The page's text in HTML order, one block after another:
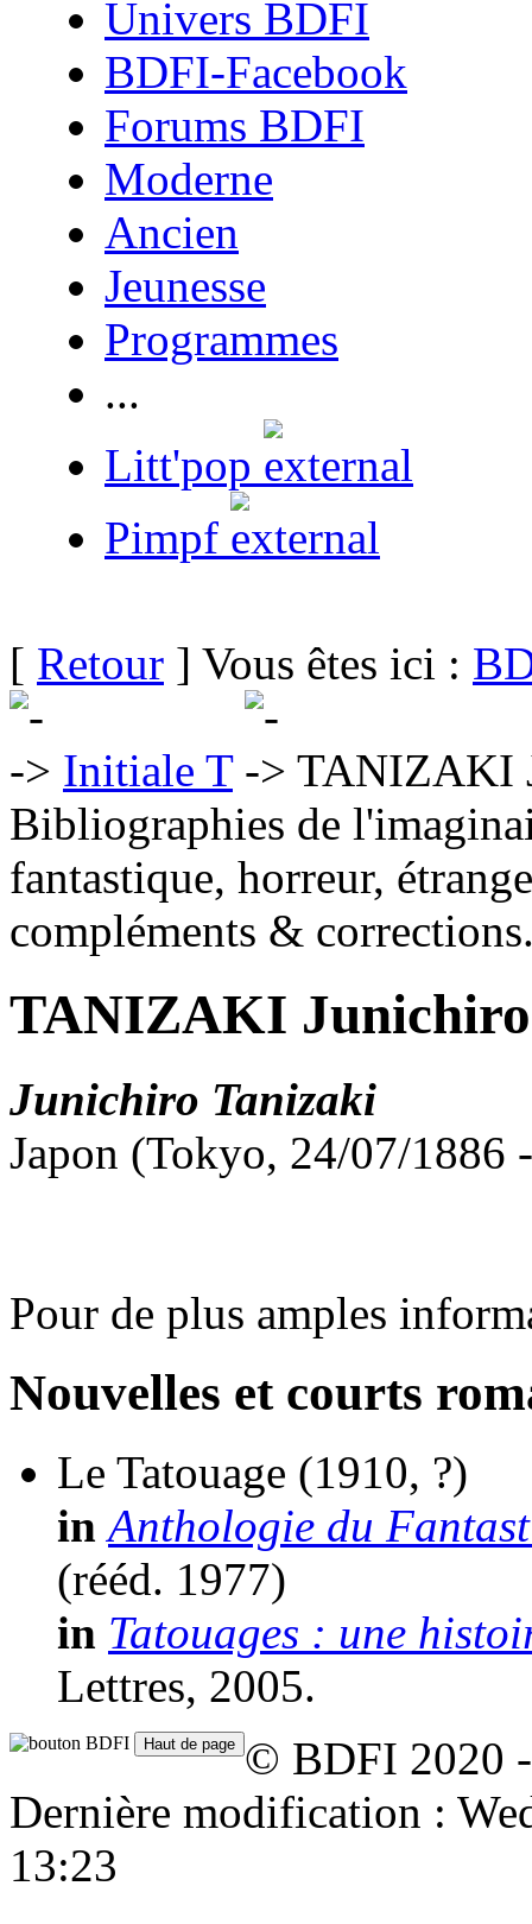
Univers BDFI
BDFI-Facebook
Forums BDFI
Moderne
Ancien
Jeunesse
Programmes
...
Litt'pop
Pimpf
[ Retour ] Vous êtes ici :
Initiale T
TANIZAKI
Bibliographies de
fantastique, horreur,
compléments &
TANIZAKI Junichiro
Junichiro Tanizaki
Japon (Tokyo, 24/07/1886
Pour de plus amples
Nouvelles et courts
Le Tatouage (1910, ?)
in Anthologie du
(rééd. 1977)
in Tatouages : une
Lettres, 2005.
© BDFI 2020
Dernière modification :
13:23